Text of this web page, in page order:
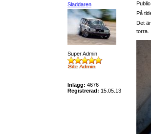
Sladdaren
Super Admin
Inlägg: 4676
Registrerad: 15.05.13
På
Det
torra.